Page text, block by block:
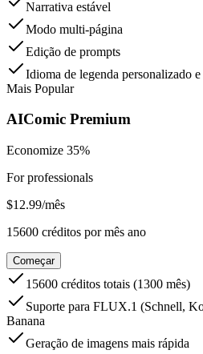
Narrativa estável
Modo multi-página
Edição de prompts
Idioma de legenda personalizado
Mais Popular
AIComic Premium
Economize 35%
For professionals
$12.99/mês
15600 créditos por mês ano
Começar
15600 créditos totais (1300 mês)
Suporte para FLUX.1 (Schnell,
Banana
Geração de imagens mais rápida